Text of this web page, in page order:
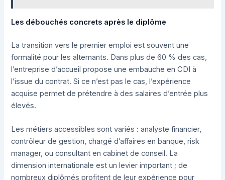
Les débouchés concrets après le diplôme
La transition vers le premier emploi est souvent une
formalité pour les alternants. Dans plus de 60 % des cas,
l’entreprise d’accueil propose une embauche en CDI à
l’issue du contrat. Si ce n’est pas le cas, l’expérience
acquise permet de prétendre à des salaires d’entrée plus
élevés.
Les métiers accessibles sont variés : analyste financier,
contrôleur de gestion, chargé d’affaires en banque, risk
manager, ou consultant en cabinet de conseil. La
dimension internationale est un levier important ; de
nombreux diplômés profitent de leur expérience pour